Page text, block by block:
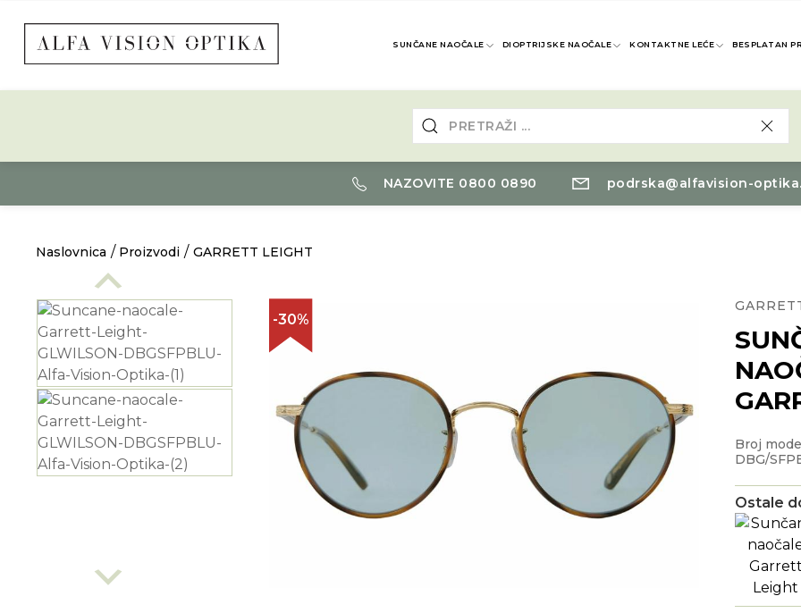
SUNČANE NAOČALE DIOPTRIJSKE NAOČALE KONTAKTNE LEĆE BESPLATAN
NAZOVITE 0800 0890 podrska@alfavision-
Naslovnica Proizvodi GARRETT LEIGHT
-30%
Broj
DBG/
Ostale